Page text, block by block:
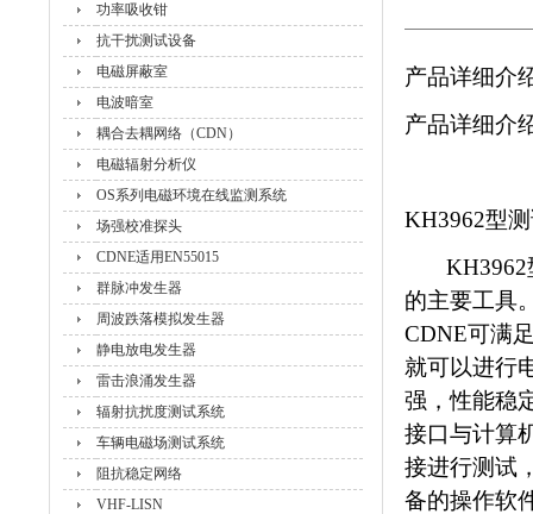
功率吸收钳
抗干扰测试设备
电磁屏蔽室
电波暗室
耦合去耦网络（CDN）
电磁辐射分析仪
OS系列电磁环境在线监测系统
场强校准探头
CDNE适用EN55015
群脉冲发生器
周波跌落模拟发生器
静电放电发生器
雷击浪涌发生器
辐射抗扰度测试系统
车辆电磁场测试系统
阻抗稳定网络
VHF-LISN
产品详细介
产品详细介
KH3962型
KH3962型
的主要工具
CDNE可满
就可以进行
强，性能稳
接口与计算
接进行测试
备的操作软